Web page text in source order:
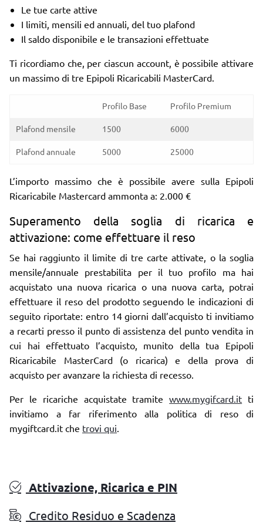
Attivazione, Ricarica e PIN
Credito Residuo e Scadenza
Le tue carte attive
I limiti, mensili ed annuali, del tuo plafond
Il saldo disponibile e le transazioni effettuate
Ti ricordiamo che, per ciascun account, è possibile attivare
un massimo di tre Epipoli Ricaricabili MasterCard.
Profilo Base Profilo Premium
Plafond mensile 1500 6000
Plafond annuale 5000 25000
L’importo massimo che è possibile avere sulla Epipoli
Ricaricabile Mastercard ammonta a: 2.000 €
Superamento della soglia di ricarica e
attivazione: come effettuare il reso
Se hai raggiunto il limite di tre carte attivate, o la soglia
mensile/annuale prestabilita per il tuo profilo ma hai
acquistato una nuova ricarica o una nuova carta, potrai
effettuare il reso del prodotto seguendo le indicazioni di
seguito riportate: entro 14 giorni dall’acquisto ti invitiamo
a recarti presso il punto di assistenza del punto vendita in
cui hai effettuato l’acquisto, munito della tua Epipoli
Ricaricabile MasterCard (o ricarica) e della prova di
acquisto per avanzare la richiesta di recesso.
Per le ricariche acquistate tramitewww.mygifcard.it ti
invitiamo a far riferimento alla politica di reso di
mygiftcard.it che trovi qui